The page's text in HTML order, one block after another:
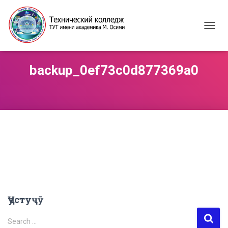
backup_0ef73c0d877369a0
Ҷустуҷӯ
S
Search …